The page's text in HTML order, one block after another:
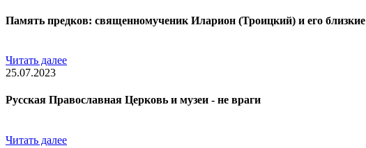
Память предков: священномученик Иларион (Троицкий) и его близкие
Читать далее
25.07.2023
Русская Православная Церковь и музеи - не враги
Читать далее